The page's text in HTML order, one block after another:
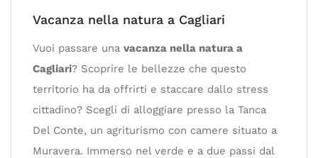
Vacanza nella natura a Cagliari
Vuoi passare una vacanza nella natura a
Cagliari? Scoprire le bellezze che questo
territorio ha da offrirti e staccare dallo stress
cittadino? Scegli di alloggiare presso la Tanca
Del Conte, un agriturismo con camere situato a
Muravera. Immerso nel verde e a due passi dal